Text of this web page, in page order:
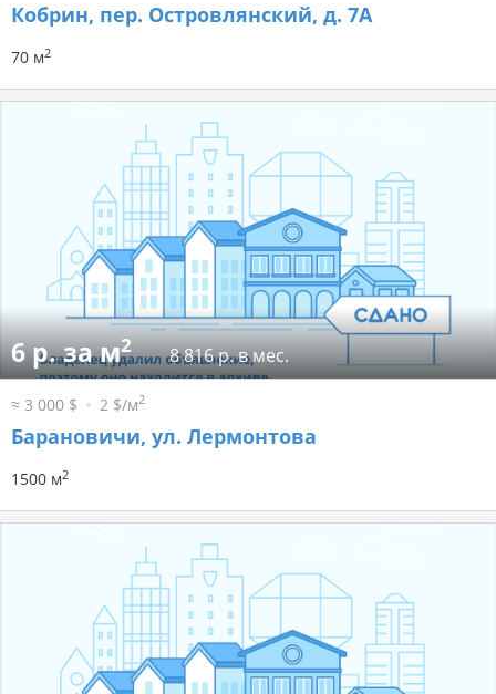
Кобрин, пер. Островлянский, д. 7А
70 м2
6 р. за м2 8 816 р. в мес.
≈ 3 000 $ 2 $/м2
Барановичи, ул. Лермонтова
1500 м2